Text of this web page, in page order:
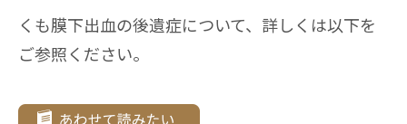
くも膜下出血の後遺症について、詳しくは以下を
ご参照ください。